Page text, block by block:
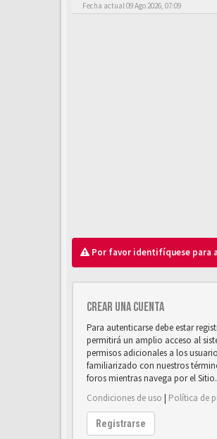
Fecha actual 09 Ago 2026, 07:09
Por favor identifíquese para
Crear una cuenta
Para autenticarse debe estar
permitirá un amplio acceso al
permisos adicionales a los
familiarizado con nuestros
foros mientras navega por el Sitio.
Condiciones de uso | Política de
Registrarse